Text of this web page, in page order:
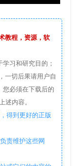
教程，资源，软
习和研究目的；
一切后果请用户自
您必须在下载后的
内容。
得到更好的正版
责维护这些网